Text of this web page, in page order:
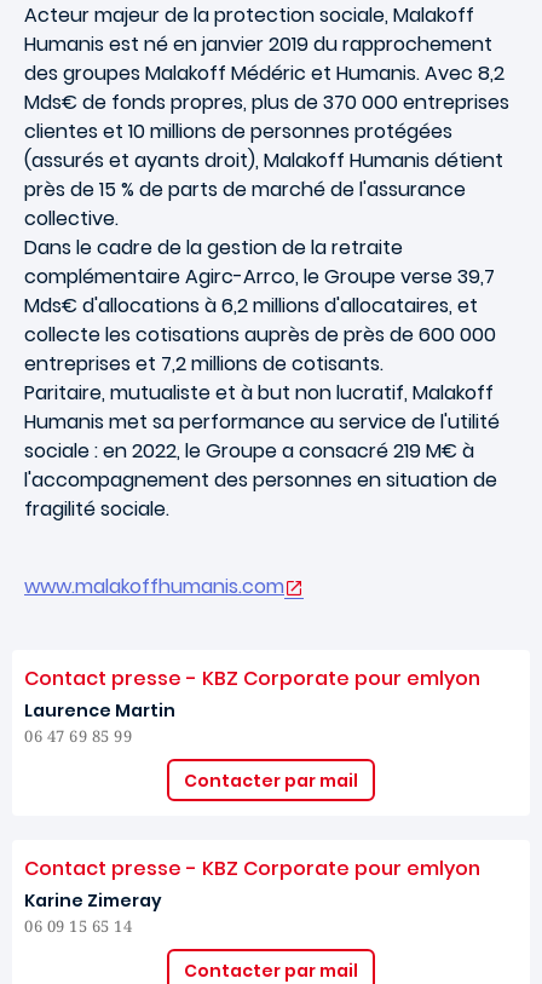
Acteur majeur de la protection sociale, Malakoff
Humanis est né en janvier 2019 du rapprochement
des groupes Malakoff Médéric et Humanis. Avec 8,2
Mds€ de fonds propres, plus de 370 000 entreprises
clientes et 10 millions de personnes protégées
(assurés et ayants droit), Malakoff Humanis détient
près de 15 % de parts de marché de l'assurance
collective.
Dans le cadre de la gestion de la retraite
complémentaire Agirc-Arrco, le Groupe verse 39,7
Mds€ d'allocations à 6,2 millions d'allocataires, et
collecte les cotisations auprès de près de 600 000
entreprises et 7,2 millions de cotisants.
Paritaire, mutualiste et à but non lucratif, Malakoff
Humanis met sa performance au service de l'utilité
sociale : en 2022, le Groupe a consacré 219 M€ à
l'accompagnement des personnes en situation de
fragilité sociale.
www.malakoffhumanis.com
Contact presse - KBZ Corporate pour emlyon
Laurence Martin
06 47 69 85 99
Contacter par mail
Contact presse - KBZ Corporate pour emlyon
Karine Zimeray
06 09 15 65 14
Contacter par mail